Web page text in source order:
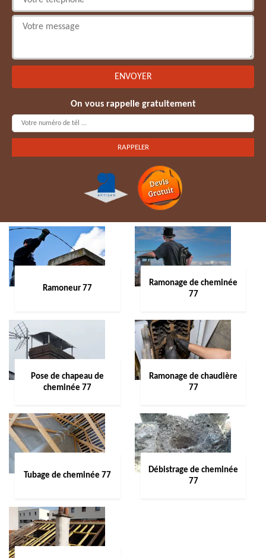
On vous rappelle gratuitement
Ramoneur 77
Ramonage de cheminée
77
Pose de chapeau de
cheminée 77
Ramonage de chaudière
77
Tubage de cheminée 77
Débistrage de cheminée
77